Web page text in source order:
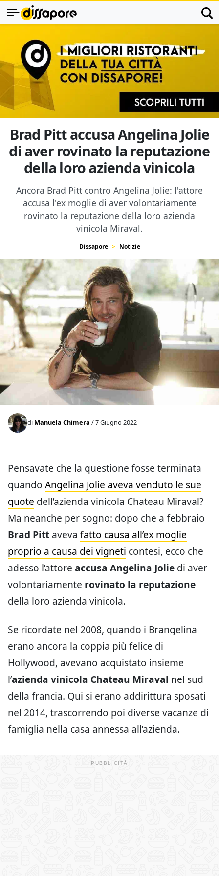
Brad Pitt accusa Angelina Jolie
di aver rovinato la reputazione
della loro azienda vinicola
Ancora Brad Pitt contro Angelina Jolie: l'attore
accusa l'ex moglie di aver volontariamente
rovinato la reputazione della loro azienda
vinicola Miraval.
Dissapore Notizie
di Manuela Chimera / 7 Giugno 2022
Pensavate che la questione fosse terminata
quando Angelina Jolie aveva venduto le sue
quote dell’azienda vinicola Chateau Miraval?
Ma neanche per sogno: dopo che a febbraio
Brad Pitt aveva fatto causa all’ex moglie
proprio a causa dei vigneti contesi, ecco che
adesso l’attore accusa Angelina Jolie di aver
volontariamente rovinato la reputazione
della loro azienda vinicola.
Se ricordate nel 2008, quando i Brangelina
erano ancora la coppia più felice di
Hollywood, avevano acquistato insieme
l’azienda vinicola Chateau Miraval nel sud
della francia. Qui si erano addirittura sposati
nel 2014, trascorrendo poi diverse vacanze di
famiglia nella casa annessa all’azienda.